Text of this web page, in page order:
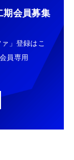
期会員募集
」登録はこ
員専用